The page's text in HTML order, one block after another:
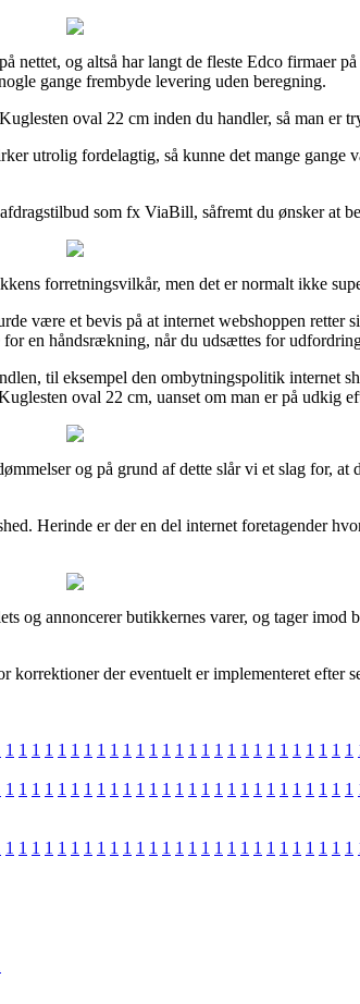
og altså har langt de fleste Edco firmaer
gange frembyde levering uden beregning.
oval 22 cm inden du handler, så man er
utrolig fordelagtig, så kunne det mange
som fx ViaBill, såfremt du ønsker at
forretningsvilkår, men det er normalt ikke
være et bevis på at internet webshoppen retter
en håndsrækning, når du udsættes for
til eksempel den ombytningspolitik internet
oval 22 cm, uanset om man er på udkig
og på grund af dette slår vi et slag for,
Herinde er der en del internet foretagender
og annoncerer butikkernes varer, og tager imod
der eventuelt er implementeret efter
1 1 1 1 1 1 1 1 1 1 1 1 1 1 1 1 1 1 1 1 1 1 1 1 1 1 1
1 1 1 1 1 1 1 1 1 1 1 1 1 1 1 1 1 1 1 1 1 1 1 1 1 1 1
1 1 1 1 1 1 1 1 1 1 1 1 1 1 1 1 1 1 1 1 1 1 1 1 1 1 1